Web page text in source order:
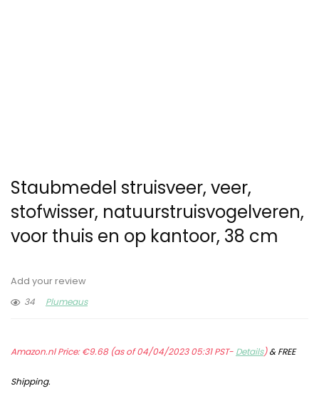
Staubmedel struisveer, veer,
stofwisser, natuurstruisvogelveren,
voor thuis en op kantoor, 38 cm
Add your review
34
Plumeaus
Amazon.nl Price:€9.68(as of 04/04/2023 05:31 PST- Details)&FREE
Shipping.